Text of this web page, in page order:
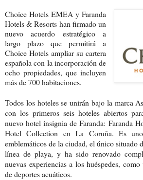
Choice Hotels EMEA y Faranda
Hotels & Resorts han firmado un
nuevo acuerdo estratégico a
largo plazo que permitirá a
Choice Hotels ampliar su cartera
española con la incorporación de
ocho propiedades, que incluyen
más de 700 habitaciones.
Todos los hoteles se unirán bajo la marca
con los primeros seis hoteles abiertos
nuevo hotel insignia de Faranda: Faranda
Hotel Collection en La Coruña. Es
emblemáticos de la ciudad, el único situado
línea de playa, y ha sido renovado
nuevas experiencias a los huéspedes,
de deportes acuáticos.